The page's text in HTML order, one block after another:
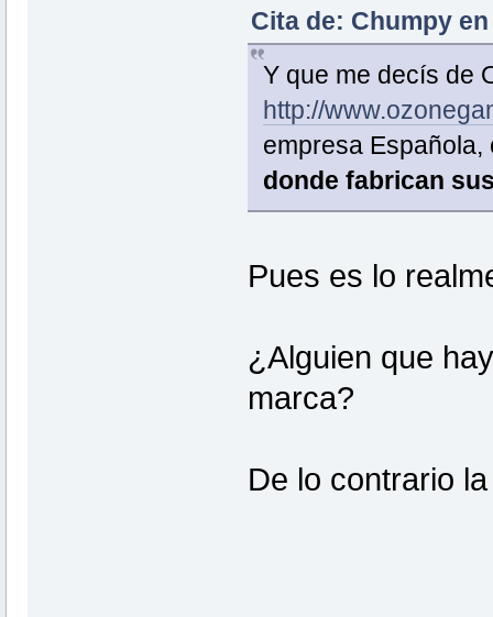
Cita de: Chumpy
Y que me decís de
http://
empresa
donde fabrican
Pues es lo
¿Alguien que
marca?
De lo contrario